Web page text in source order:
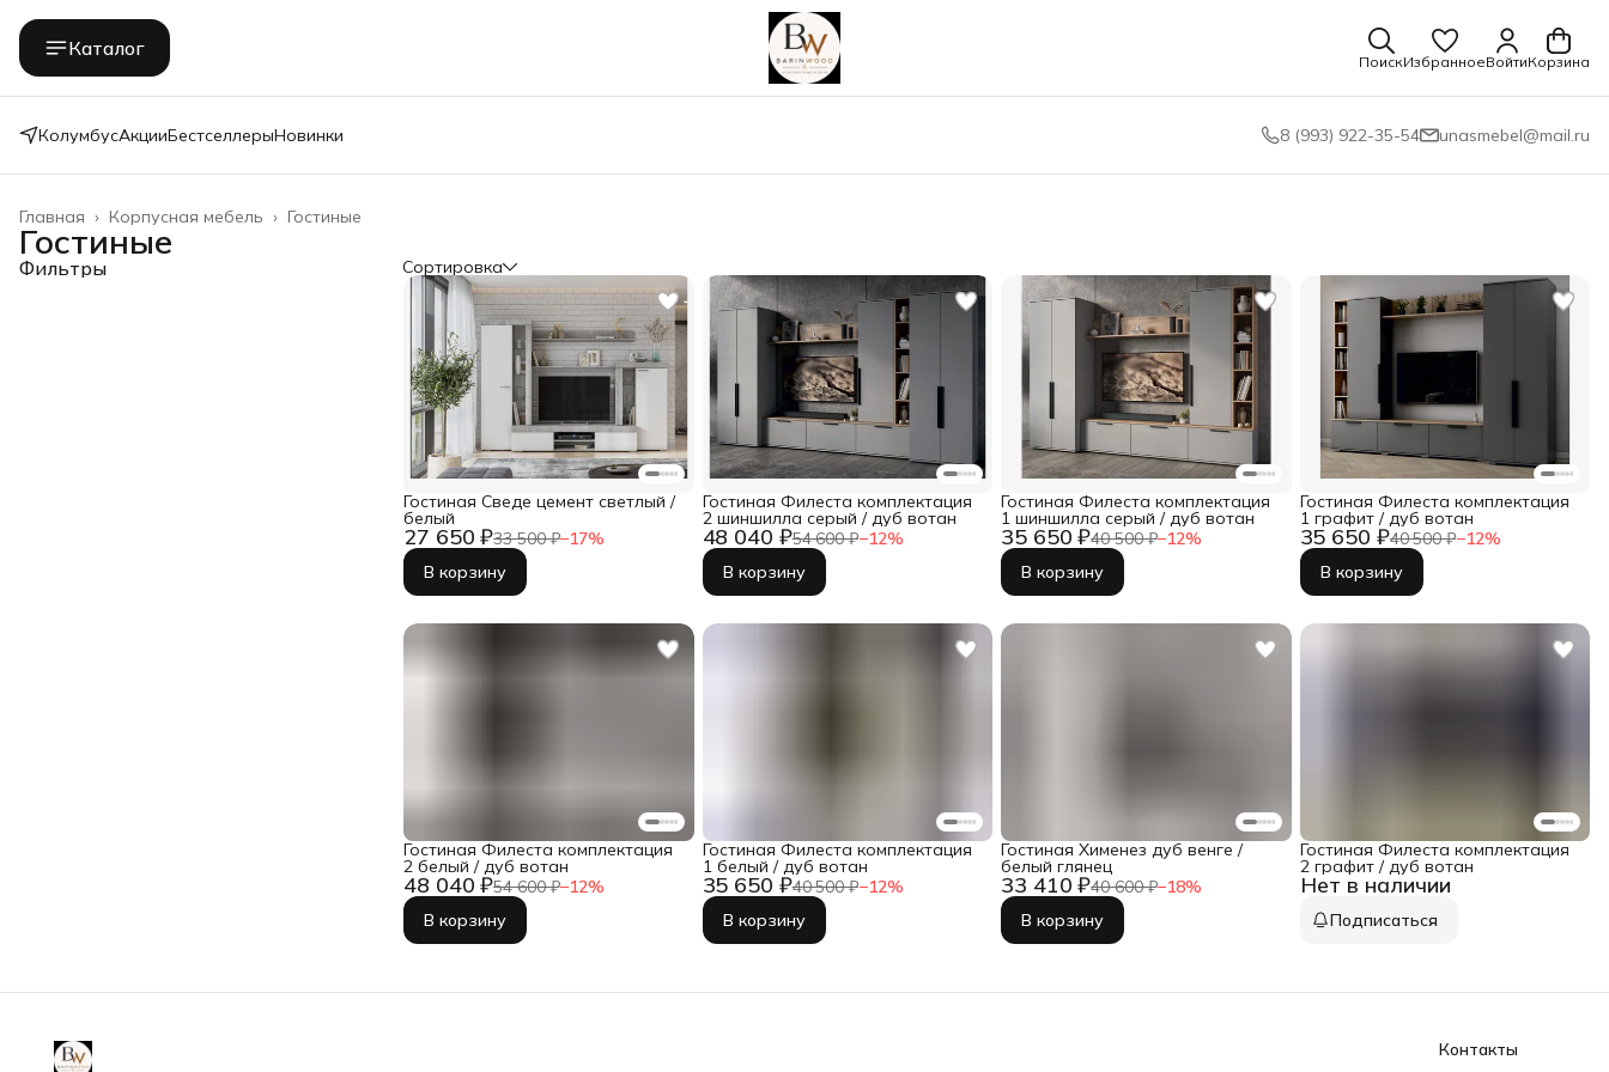
Каталог
ПоискИзбранноеВойтиКорзина
КолумбусАкцииБестселлерыНовинки 8 (993) 922-35-54 unasmebel@mail.ru
Гостиные
Корпусная мебель ›
Главная ›
Гостиные
Фильтры Сортировка
27 650 ₽33 500 ₽−17%
Гостиная Сведе цемент светлый /
белый
В корзину
48 040 ₽54 600 ₽−12%
Гостиная Филеста комплектация
2 шиншилла серый / дуб вотан
В корзину
35 650 ₽40 500 ₽−12%
Гостиная Филеста комплектация
1 шиншилла серый / дуб вотан
В корзину
35 650 ₽40 500 ₽−12%
Гостиная Филеста комплектация
1 графит / дуб вотан
В корзину
48 040 ₽54 600 ₽−12%
Гостиная Филеста комплектация
2 белый / дуб вотан
В корзину
35 650 ₽40 500 ₽−12%
Гостиная Филеста комплектация
1 белый / дуб вотан
В корзину
33 410 ₽40 600 ₽−18%
Гостиная Хименез дуб венге /
белый глянец
В корзину
Нет в наличии
Гостиная Филеста комплектация
2 графит / дуб вотан
Подписаться
Контакты